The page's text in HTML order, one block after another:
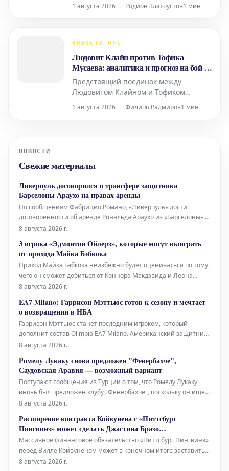
турнире с лигой ACA. По словам
любителей единоборств. Магомедов
стремятся показать высочайший уро
1 августа 2026 г. · Родион Златоустов1 мин
НОВОСТИ UFC
Людовит Клайн против Тофика
Мусаева: аналитика и прогноз на бой 1
августа 2026 года
Предстоящий поединок между
Людовитом Клайном и Тофиком
августа 2026 года, обещает быть
впечатляющие навыки и стремление к
1 августа 2026 г. · Филипп Радмиров1 мин
НОВОСТИ
Свежие материалы
Ливерпуль договорился о трансфере защитника
Барселоны Араухо на правах аренды
По сообщениям Фабрицио Романо, «Ливерпуль» достиг
договоренности об аренде Рональда Араухо из «Барселоны».
Романо сообщил, что между клубами было достигнуто устное
«Барселоны» Деку. Сделка предусматривает аренду с правом
последующего выкупа. Предполагает
8 августа 2026 г.
3 игрока «Эдмонтон Ойлерз», которые могут выиграть
от прихода Майка Бэбкока
Приход Майка Бэбкока неизбежно будет оцениваться по тому,
чего он сможет добиться от Коннора Макдэвида и Леона
Драйзайтля. Однако некоторые игроки «Эдмонтон Ойлерз»,
тренера, находятся гораздо ниже в командной иерархии.
Бэбкок сделал увели
8 августа 2026 г.
EA7 Milano: Гаррисон Мэттьюс готов к сезону и мечтает
о возвращении в НБА
Гаррисон Мэттьюс станет последним игроком, который
дополнит состав Olimpia EA7 Milano. Американский защитник,
имеющий за плечами несколько сезонов в НБА, проведет в
декабре после ухода из "Пэйсерс". В целом, с 2019 года он
набирал в среднем 6.4
8 августа 2026 г.
Ромелу Лукаку снова предложен "Фенербахче",
Саудовская Аравия — возможный вариант
Поступают сообщения из Турции о том, что Ромелу Лукаку
вновь был предложен клубу "Фенербахче", поскольку он ищет
новое место для сезона 2026-27. Однако, согласно последней
становится возможным. Лукаку предложен "Фенербахче" 33-
летний Лукаку
8 августа 2026 г.
Расширение контракта Койвунена с «Питтсбург
Пингвинз» может сделать Джастина Бразо
эквивалентным
Массивное финансовое обязательство «Питтсбург Пингвинз»
перед Вилле Койвуненом может в конечном итоге заставить
Кайла Дубаса принять еще одно решение, и обмен Джастина
8 августа 2026 г.